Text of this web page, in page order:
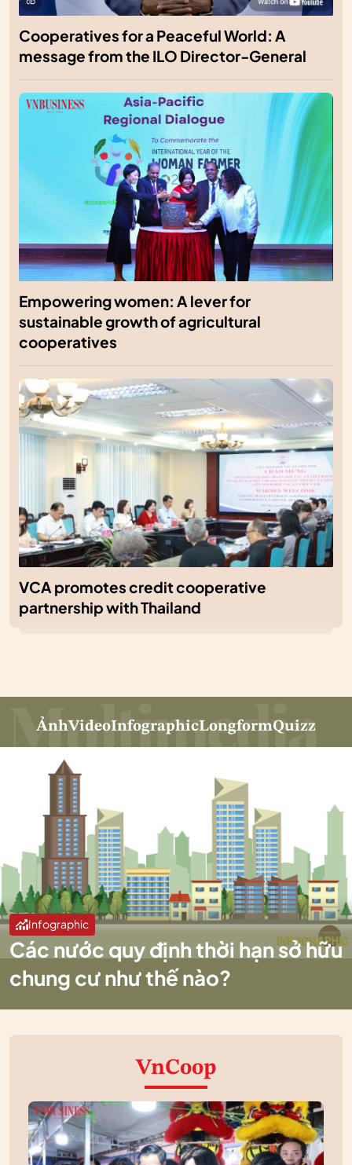
Cooperatives for a Peaceful World: A
message from the ILO Director-General
Empowering women: A lever for
sustainable growth of agricultural
cooperatives
VCA promotes credit cooperative
partnership with Thailand
ẢnhVideoInfographicLongformQuizz
Infographic
Các nước quy định thời hạn sở hữu
chung cư như thế nào?
VnCoop